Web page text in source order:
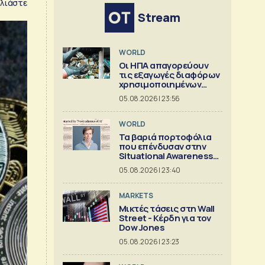
Stream
WORLD
Οι ΗΠΑ απαγορεύουν
τις εξαγωγές διαφόρων
χρησιμοποιημένων
κρίσιμων ορυκτών
05.08.2026 | 23:56
WORLD
Τα βαριά πορτοφόλια
που επένδυσαν στην
Situational Awareness
πριν καταρρεύσει
05.08.2026 | 23:40
MARKETS
Μικτές τάσεις στη Wall
Street - Κέρδη για τον
Dow Jones
05.08.2026 | 23:23